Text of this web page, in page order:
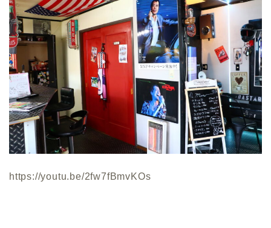
https://youtu.be/2fw7fBmvKOs